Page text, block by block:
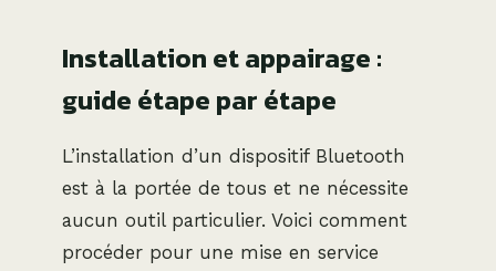
Installation et appairage :
guide étape par étape
L’installation d’un dispositif Bluetooth
est à la portée de tous et ne nécessite
aucun outil particulier. Voici comment
procéder pour une mise en service